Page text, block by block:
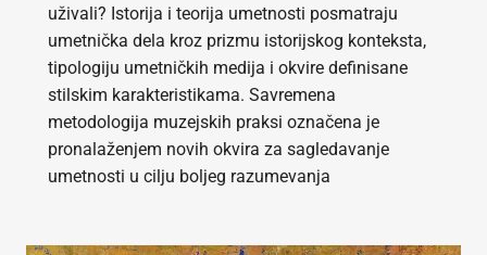
uživali? Istorija i teorija umetnosti posmatraju
umetnička dela kroz prizmu istorijskog konteksta,
tipologiju umetničkih medija i okvire definisane
stilskim karakteristikama. Savremena
metodologija muzejskih praksi označena je
pronalaženjem novih okvira za sagledavanje
umetnosti u cilju boljeg razumevanja